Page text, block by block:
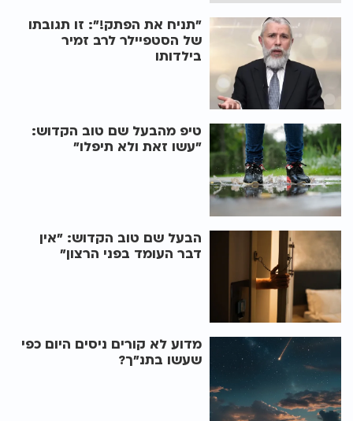
"תניח את הפתק!": זו תגובתו
של הסטפיילר לרב זמיר
בילדותו
טיפ מהבעל שם טוב הקדוש:
"עשו זאת ולא תיפלו"
הבעל שם טוב הקדוש: "אין
דבר העומד בפני הרצון"
מדוע לא קורים ניסים היום כפי
שעשו בתנ"ך?